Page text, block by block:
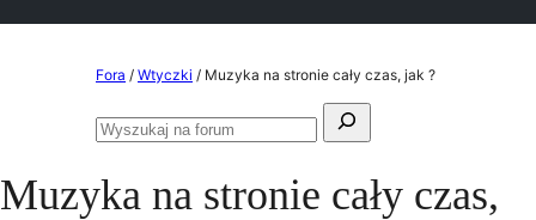
Fora / Wtyczki / Muzyka na stronie cały czas, jak ?
Szukaj:
Przeszukaj
Muzyka na stronie cały czas,